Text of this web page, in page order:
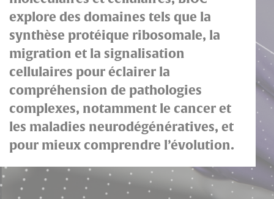
explore des domaines tels que la
synthèse protéique ribosomale, la
migration et la signalisation
cellulaires pour éclairer la
compréhension de pathologies
complexes, notamment le cancer et
les maladies neurodégénératives, et
pour mieux comprendre l’évolution.